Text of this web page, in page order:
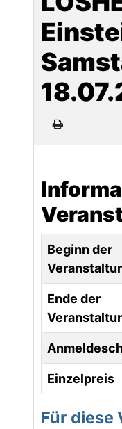
Beginn der
Ende der
Einzelpreis
Für diese